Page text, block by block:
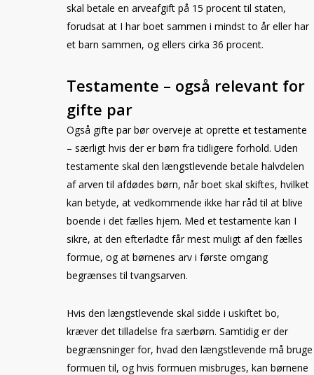
skal betale en arveafgift på 15 procent til staten,
forudsat at I har boet sammen i mindst to år eller har
et barn sammen, og ellers cirka 36 procent.
Testamente – også relevant for
gifte par
Også gifte par bør overveje at oprette et testamente
– særligt hvis der er børn fra tidligere forhold. Uden
testamente skal den længstlevende betale halvdelen
af arven til afdødes børn, når boet skal skiftes, hvilket
kan betyde, at vedkommende ikke har råd til at blive
boende i det fælles hjem. Med et testamente kan I
sikre, at den efterladte får mest muligt af den fælles
formue, og at børnenes arv i første omgang
begrænses til tvangsarven.
Hvis den længstlevende skal sidde i uskiftet bo,
kræver det tilladelse fra særbørn. Samtidig er der
begrænsninger for, hvad den længstlevende må bruge
formuen til, og hvis formuen misbruges, kan børnene